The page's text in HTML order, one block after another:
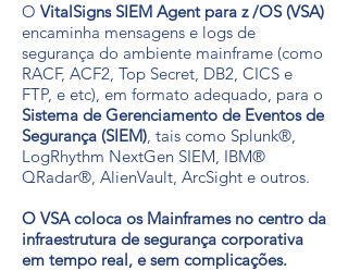
O VitalSigns SIEM Agent para z /OS (VSA)
encaminha mensagens e logs de
segurança do ambiente mainframe (como
RACF, ACF2, Top Secret, DB2, CICS e
FTP, e etc), em formato adequado, para o
Sistema de Gerenciamento de Eventos de
Segurança (SIEM), tais como Splunk®,
LogRhythm NextGen SIEM, IBM®
QRadar®, AlienVault, ArcSight e outros.
O VSA coloca os Mainframes no centro da
infraestrutura de segurança corporativa
em tempo real, e sem complicações.